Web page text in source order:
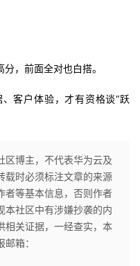
，前面全对也白搭。
客户体验，才有资格谈“跃
区博主，不代表华为云及
载时必须标注文章的来源
者等基本信息，否则作者
本社区中有涉嫌抄袭的内
相关证据，一经查实，本
箱：